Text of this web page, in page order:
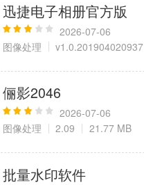
迅捷电子相册官方版
2026-07-06
图像处理
v1.0.201904020937
俪影2046
2026-07-06
图像处理
2.09 21.77 MB
批量水印软件